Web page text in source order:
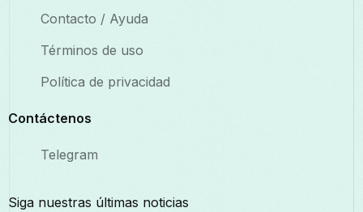
Contacto / Ayuda
Términos de uso
Política de privacidad
Contáctenos
Telegram
Siga nuestras últimas noticias